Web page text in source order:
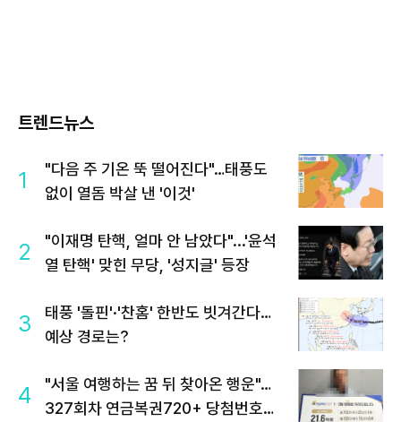
트렌드뉴스
1
"다음 주 기온 뚝 떨어진다"…태풍도
없이 열돔 박살 낸 '이것'
2
"이재명 탄핵, 얼마 안 남았다"...'윤석
열 탄핵' 맞힌 무당, '성지글' 등장
3
태풍 '돌핀'·'찬홈' 한반도 빗겨간다…
예상 경로는?
4
"서울 여행하는 꿈 뒤 찾아온 행운"…
327회차 연금복권720+ 당첨번호조